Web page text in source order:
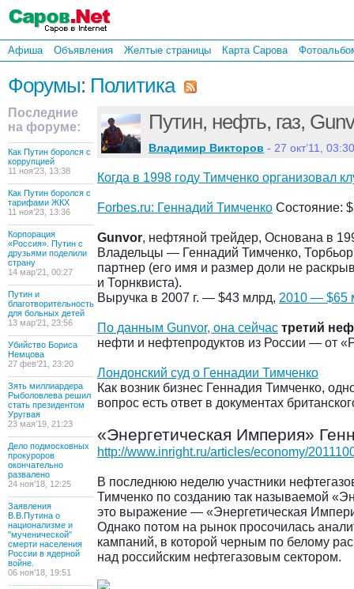
Афиша Объявления Желтые страницы Карта Сарова
Форумы: Политика
Последние
на форуме:
Как Путин боролся с
коррупцией
11 ноя’23, 13:38
Как Путин боролся с
тарифами ЖКХ
11 ноя’23, 13:36
Корпорация
«Россия». Путин с
друзьями поделили
страну
14 мар’21, 00:27
Путин и
благотворительность
для больных детей
13 мар’21, 23:56
Убийство Бориса
Немцова
27 фев’21, 23:20
Зять миллиардера
Рыболовлева решил
стать президентом
Уругвая
23 мая’19, 21:23
Дело подмосковных
прокуроров
окончательно
развалено
24 ноя’18, 12:25
Заявления
В.В.Путина о
национализме и
"мученической"
смерти населения
России в ядерной
войне.
06 ноя’18, 19:51
Путин, нефть, газ,
Владимир Викторов - 27 окт’11,
Когда в 1998 году Тимченко организовал
Forbes.ru: Геннадий Тимченко Состояние:
Gunvor, нефтяной трейдер, Основана в
Владельцы — Геннадий Тимченко,
партнер (его имя и размер доли не
и Торнквиста).
Выручка в 2007 г. — $43 млрд, 2010 — $65
По данным Gunvor, она сейчас третий
нефти и нефтепродуктов из России — от
Лондонский суд о Геннадии Тимченко
Как возник бизнес Геннадия Тимченко,
вопрос есть ответ в документах
«Энергетическая Империя»
http://www.inright.ru/articles/economy/
В последнюю неделю участники
Тимченко по созданию так называемой
это выражение — «Энергетическая
Однако потом на рынок просочилась
кампаний, в которой черным по белому
над российским нефтегазовым сектором.